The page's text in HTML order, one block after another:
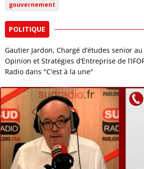
gouvernement
POLITIQUE
Gautier Jardon, Chargé d’études senior
Opinion et Stratégies d’Entreprise de
Radio dans "C'est à la une"